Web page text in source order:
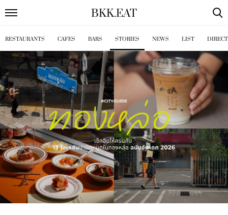
BKK.EAT
RESTAURANTS CAFES BARS STORIES NEWS LIST